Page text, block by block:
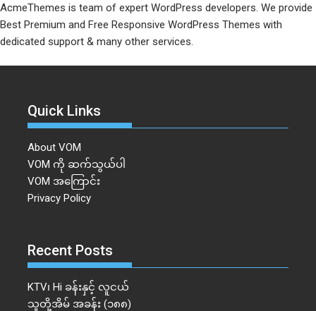
AcmeThemes is team of expert WordPress developers. We provide
Best Premium and Free Responsive WordPress Themes with
dedicated support & many other services.
Quick Links
About VOM
VOM ကို ဆက်သွယ်ပါ
VOM အကြောင်း
Privacy Policy
Recent Posts
KTV၊ Hi ခန်းနှင့် လူငယ်
သူတို့အိမ် အခန်း (၁၈၈)